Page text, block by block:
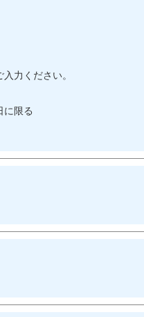
力ください。
に限る